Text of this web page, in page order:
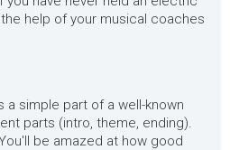
help of your musical coaches
simple part of a well-known
parts (intro, theme, ending).
be amazed at how good